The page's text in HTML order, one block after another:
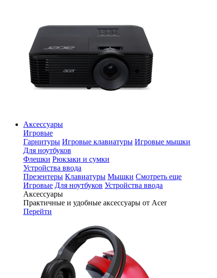
Аксессуары
Игровые
Гарнитуры Игровые клавиатуры Игровые мышки
Для ноутбуков
Флешки Рюкзаки и сумки
Устройства ввода
Презентеры Клавиатуры Мышки Смотреть еще
Игровые Для ноутбуков Устройства ввода
Аксессуары
Практичные и удобные аксессуары от Acer
Перейти